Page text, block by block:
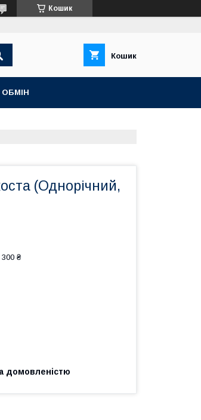
Кошик
Кошик
(Однорічний,
₴
домовленістю